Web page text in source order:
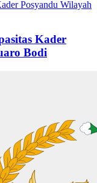
Kader
Bodi